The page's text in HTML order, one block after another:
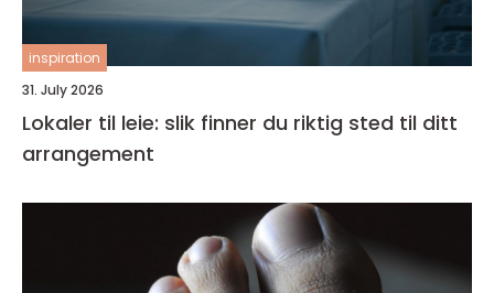
inspiration
31. July 2026
Lokaler til leie: slik finner du riktig sted til ditt
arrangement